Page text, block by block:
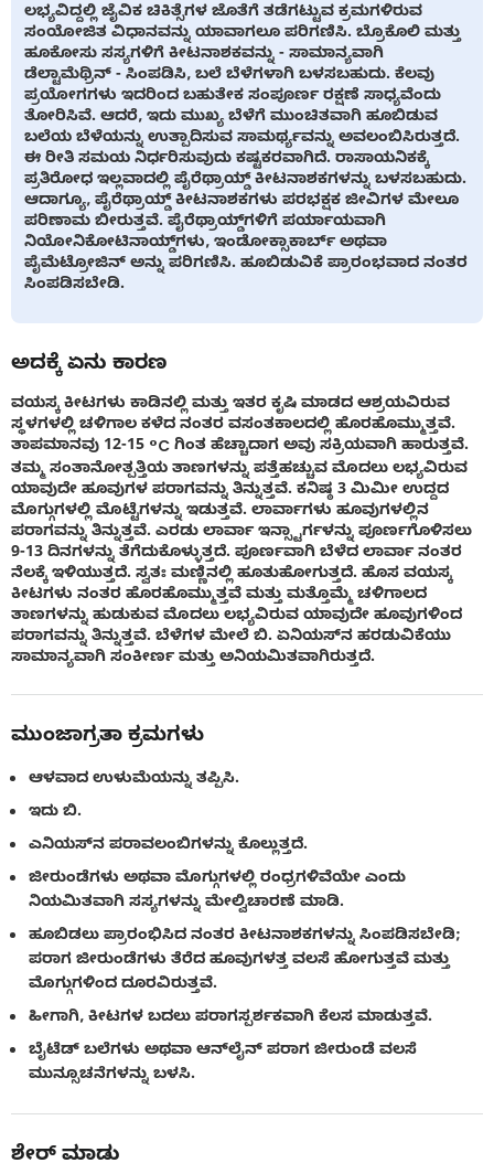
ಲಭ್ಯವಿದ್ದಲ್ಲಿ ಜೈವಿಕ ಚಿಕಿತ್ಸೆಗಳ ಜೊತೆಗೆ ತಡೆಗಟ್ಟುವ ಕ್ರಮಗಳಿರುವ
ಸಂಯೋಜಿತ ವಿಧಾನವನ್ನು ಯಾವಾಗಲೂ ಪರಿಗಣಿಸಿ. ಬ್ರೊಕೊಲಿ ಮತ್ತು
ಹೂಕೋಸು ಸಸ್ಯಗಳಿಗೆ ಕೀಟನಾಶಕವನ್ನು - ಸಾಮಾನ್ಯವಾಗಿ
ಡೆಲ್ಟಾಮೆಥ್ರಿನ್ - ಸಿಂಪಡಿಸಿ, ಬಲೆ ಬೆಳೆಗಳಾಗಿ ಬಳಸಬಹುದು. ಕೆಲವು
ಪ್ರಯೋಗಗಳು ಇದರಿಂದ ಬಹುತೇಕ ಸಂಪೂರ್ಣ ರಕ್ಷಣೆ ಸಾಧ್ಯವೆಂದು
ತೋರಿಸಿವೆ. ಆದರೆ, ಇದು ಮುಖ್ಯ ಬೆಳೆಗೆ ಮುಂಚಿತವಾಗಿ ಹೂಬಿಡುವ
ಬಲೆಯ ಬೆಳೆಯನ್ನು ಉತ್ಪಾದಿಸುವ ಸಾಮರ್ಥ್ಯವನ್ನು ಅವಲಂಬಿಸಿರುತ್ತದೆ.
ಈ ರೀತಿ ಸಮಯ ನಿರ್ಧರಿಸುವುದು ಕಷ್ಟಕರವಾಗಿದೆ. ರಾಸಾಯನಿಕಕ್ಕೆ
ಪ್ರತಿರೋಧ ಇಲ್ಲವಾದಲ್ಲಿ ಪೈರೆಥ್ರಾಯ್ಡ್ ಕೀಟನಾಶಕಗಳನ್ನು ಬಳಸಬಹುದು.
ಆದಾಗ್ಯೂ, ಪೈರೆಥ್ರಾಯ್ಡ್ ಕೀಟನಾಶಕಗಳು ಪರಭಕ್ಷಕ ಜೀವಿಗಳ ಮೇಲೂ
ಪರಿಣಾಮ ಬೀರುತ್ತವೆ. ಪೈರೆಥ್ರಾಯ್ಡ್‌ಗಳಿಗೆ ಪರ್ಯಾಯವಾಗಿ
ನಿಯೋನಿಕೋಟಿನಾಯ್ಡ್‌ಗಳು, ಇಂಡೋಕ್ಸಾಕಾರ್ಬ್ ಅಥವಾ
ಪೈಮೆಟ್ರೋಜಿನ್ ಅನ್ನು ಪರಿಗಣಿಸಿ. ಹೂಬಿಡುವಿಕೆ ಪ್ರಾರಂಭವಾದ ನಂತರ
ಸಿಂಪಡಿಸಬೇಡಿ.
ಅದಕ್ಕೆ ಏನು ಕಾರಣ
ವಯಸ್ಕ ಕೀಟಗಳು ಕಾಡಿನಲ್ಲಿ ಮತ್ತು ಇತರ ಕೃಷಿ ಮಾಡದ ಆಶ್ರಯವಿರುವ
ಸ್ಥಳಗಳಲ್ಲಿ ಚಳಿಗಾಲ ಕಳೆದ ನಂತರ ವಸಂತಕಾಲದಲ್ಲಿ ಹೊರಹೊಮ್ಮುತ್ತವೆ.
ತಾಪಮಾನವು 12-15 °C ಗಿಂತ ಹೆಚ್ಚಾದಾಗ ಅವು ಸಕ್ರಿಯವಾಗಿ ಹಾರುತ್ತವೆ.
ತಮ್ಮ ಸಂತಾನೋತ್ಪತ್ತಿಯ ತಾಣಗಳನ್ನು ಪತ್ತೆಹಚ್ಚುವ ಮೊದಲು ಲಭ್ಯವಿರುವ
ಯಾವುದೇ ಹೂವುಗಳ ಪರಾಗವನ್ನು ತಿನ್ನುತ್ತವೆ. ಕನಿಷ್ಠ 3 ಮಿಮೀ ಉದ್ದದ
ಮೊಗ್ಗುಗಳಲ್ಲಿ ಮೊಟ್ಟೆಗಳನ್ನು ಇಡುತ್ತವೆ. ಲಾರ್ವಾಗಳು ಹೂವುಗಳಲ್ಲಿನ
ಪರಾಗವನ್ನು ತಿನ್ನುತ್ತವೆ. ಎರಡು ಲಾರ್ವಾ ಇನ್ಸ್ಟಾರ್ಗಳನ್ನು ಪೂರ್ಣಗೊಳಿಸಲು
9-13 ದಿನಗಳನ್ನು ತೆಗೆದುಕೊಳ್ಳುತ್ತದೆ. ಪೂರ್ಣವಾಗಿ ಬೆಳೆದ ಲಾರ್ವಾ ನಂತರ
ನೆಲಕ್ಕೆ ಇಳಿಯುತ್ತದೆ. ಸ್ವತಃ ಮಣ್ಣಿನಲ್ಲಿ ಹೂತುಹೋಗುತ್ತದೆ. ಹೊಸ ವಯಸ್ಕ
ಕೀಟಗಳು ನಂತರ ಹೊರಹೊಮ್ಮುತ್ತವೆ ಮತ್ತು ಮತ್ತೊಮ್ಮೆ ಚಳಿಗಾಲದ
ತಾಣಗಳನ್ನು ಹುಡುಕುವ ಮೊದಲು ಲಭ್ಯವಿರುವ ಯಾವುದೇ ಹೂವುಗಳಿಂದ
ಪರಾಗವನ್ನು ತಿನ್ನುತ್ತವೆ. ಬೆಳೆಗಳ ಮೇಲೆ ಬಿ. ಏನಿಯಸ್‌ನ ಹರಡುವಿಕೆಯು
ಸಾಮಾನ್ಯವಾಗಿ ಸಂಕೀರ್ಣ ಮತ್ತು ಅನಿಯಮಿತವಾಗಿರುತ್ತದೆ.
ಮುಂಜಾಗ್ರತಾ ಕ್ರಮಗಳು
ಆಳವಾದ ಉಳುಮೆಯನ್ನು ತಪ್ಪಿಸಿ.
ಇದು ಬಿ.
ಎನಿಯಸ್‌ನ ಪರಾವಲಂಬಿಗಳನ್ನು ಕೊಲ್ಲುತ್ತದೆ.
ಜೀರುಂಡೆಗಳು ಅಥವಾ ಮೊಗ್ಗುಗಳಲ್ಲಿ ರಂಧ್ರಗಳಿವೆಯೇ ಎಂದು
ನಿಯಮಿತವಾಗಿ ಸಸ್ಯಗಳನ್ನು ಮೇಲ್ವಿಚಾರಣೆ ಮಾಡಿ.
ಹೂಬಿಡಲು ಪ್ರಾರಂಭಿಸಿದ ನಂತರ ಕೀಟನಾಶಕಗಳನ್ನು ಸಿಂಪಡಿಸಬೇಡಿ;
ಪರಾಗ ಜೀರುಂಡೆಗಳು ತೆರೆದ ಹೂವುಗಳತ್ತ ವಲಸೆ ಹೋಗುತ್ತವೆ ಮತ್ತು
ಮೊಗ್ಗುಗಳಿಂದ ದೂರವಿರುತ್ತವೆ.
ಹೀಗಾಗಿ, ಕೀಟಗಳ ಬದಲು ಪರಾಗಸ್ಪರ್ಶಕವಾಗಿ ಕೆಲಸ ಮಾಡುತ್ತವೆ.
ಬೈಟೆಡ್ ಬಲೆಗಳು ಅಥವಾ ಆನ್‌ಲೈನ್ ಪರಾಗ ಜೀರುಂಡೆ ವಲಸೆ
ಮುನ್ಸೂಚನೆಗಳನ್ನು ಬಳಸಿ.
ಶೇರ್ ಮಾಡು